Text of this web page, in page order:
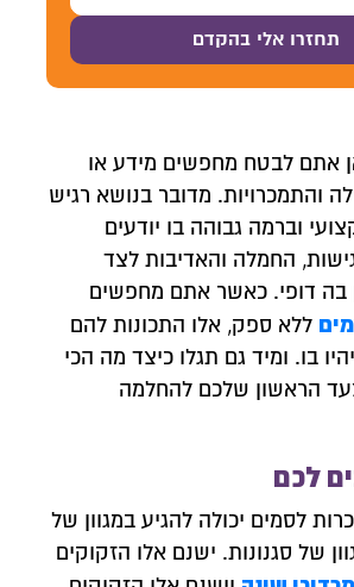
אתם לבטח מחפשים מידע או
והתמכרויות. מדובר בנושא רגיש
וברמה גבוהה בו יודעים
החמלה והאדיבות לצד
בה דופי. כאשר אתם מחפשים
ללא ספק, אלו התכונות להם
בו. ומיד גם תגלו כיצד מה הכי
הראשון שלכם להחלמה
לכם
לסמים יכולה להגיע במגוון של
של סגנונות. ישנם אלו הזקוקים